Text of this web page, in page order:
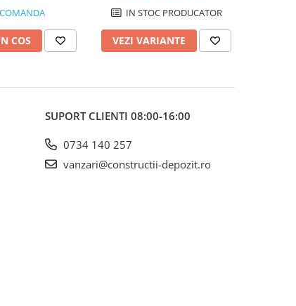
COS
IN STOC PRODUCATOR
VEZI VARIANTE
SUPORT CLIENTI 08:00-16:00
0734 140 257
vanzari@constructii-depozit.ro